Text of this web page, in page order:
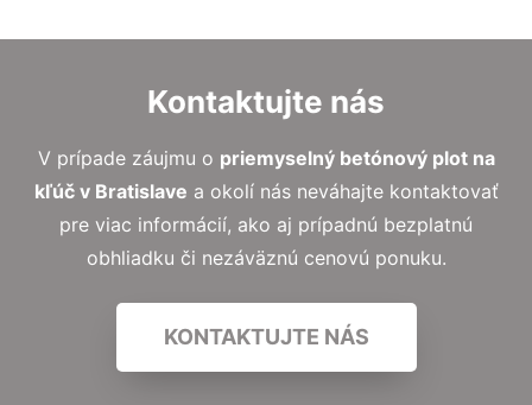
Kontaktujte nás
V prípade záujmu o priemyselný betónový plot na
kľúč v Bratislave a okolí nás neváhajte kontaktovať
pre viac informácií, ako aj prípadnú bezplatnú
obhliadku či nezáväznú cenovú ponuku.
KONTAKTUJTE NÁS